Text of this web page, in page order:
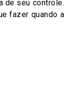
de seu controle.
fazer quando a